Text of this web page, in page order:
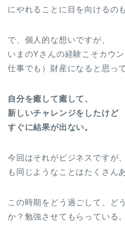
にやれることに目を向けるの
で、個人的な想いですが、
いまのYさんの経験こそカウ
仕事でも）財産になると思っ
自分を癒して癒して、
新しいチャレンジをしたけど
すぐに結果が出ない。
今回はそれがビジネスですが
も同じようなことはたくさん
この時期をどう過ごして、ど
か？勉強させてもらっている。